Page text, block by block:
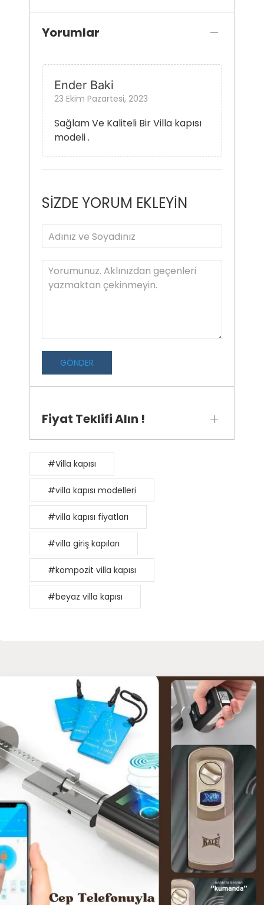
Yorumlar
Ender Baki
23 Ekim Pazartesi, 2023
Sağlam Ve Kaliteli Bir Villa kapısı
modeli .
SİZDE YORUM EKLEYİN
GÖNDER
Fiyat Teklifi Alın !
#Villa kapısı
#villa kapısı modelleri
#villa kapısı fiyatları
#villa giriş kapıları
#kompozit villa kapısı
#beyaz villa kapısı